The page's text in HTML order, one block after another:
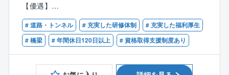
・点検結果の確認、チェック、とりまとめ
・発注者との協議は基本的になし、管理技術者に同行
することはあり
・遠方への出張あり、ただし、個事情による配慮が可
能
・夜間作業は、規制状況や緊急点検により発生するケ
【優遇】
■道路橋点検士の資格をお持ちの方
■技術士（道路・鋼構造及びコンクリート）
■RCCM（道路・鋼構造及びコンクリート）の資格をお
持ちの方。
# 道路・トンネル # 充実した研修体制
# 充実した福利厚生
# 橋梁
# 年間休日120日以上 # 資格取得支援制度あり